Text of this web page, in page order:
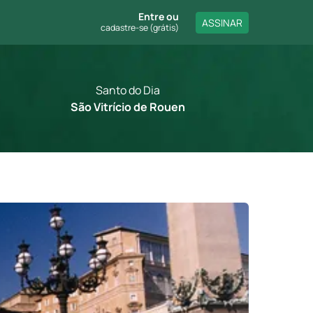
Entreou
cadastre-se (grátis) ASSINAR
Santo do Dia
São Vitrício de Rouen